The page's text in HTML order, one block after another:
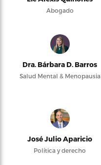
Abogado
Dra. Bárbara D. Barros
Salud Mental & Menopausia
José Julio Aparicio
Política y derecho